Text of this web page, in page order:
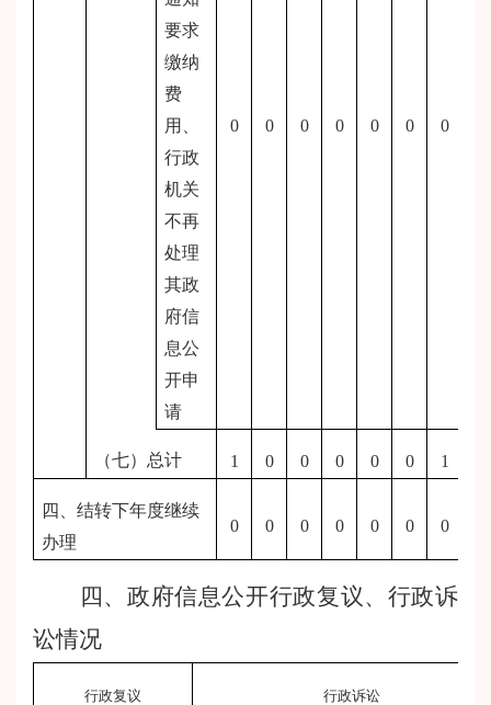
要求
缴纳
费
用、
行政
机关
不再
处理
其政
府信
息公
开申
请
0 0 0 0 0 0 0
（七）总计 1 0 0 0 0 0 1
四、结转下年度继续
办理
0 0 0 0 0 0 0
四、政府信息公开行政复议、行政诉
讼情况
行政复议 行政诉讼